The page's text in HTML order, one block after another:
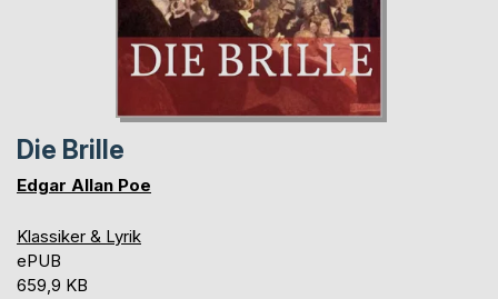
Die Brille
Edgar Allan Poe
Klassiker & Lyrik
ePUB
659,9 KB